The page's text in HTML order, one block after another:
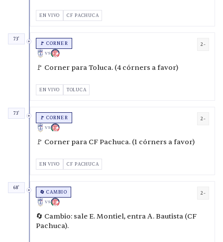
EN VIVO CF PACHUCA
73'
🚩 CORNER
VS
2-
🚩 Corner para Toluca. (4 córners a favor)
EN VIVO TOLUCA
73'
🚩 CORNER
VS
2-
🚩 Corner para CF Pachuca. (1 córners a favor)
EN VIVO CF PACHUCA
68'
🔄 CAMBIO
VS
2-
🔄 Cambio: sale E. Montiel, entra A. Bautista (CF
Pachuca).